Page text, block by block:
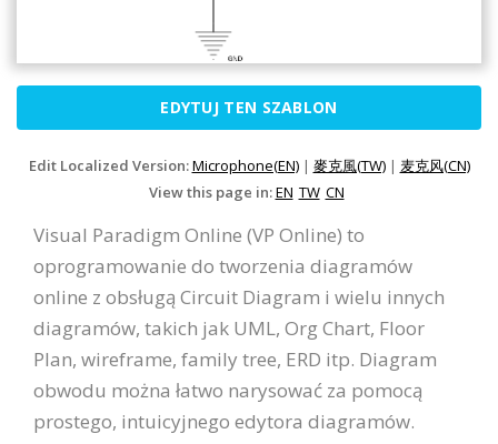
EDYTUJ TEN SZABLON
Edit Localized Version:Microphone(EN)| 麥克風(TW)| 麦克风(CN)
View this page in:EN TW CN
Visual Paradigm Online (VP Online) to
oprogramowanie do tworzenia diagramów
online z obsługą Circuit Diagram i wielu innych
diagramów, takich jak UML, Org Chart, Floor
Plan, wireframe, family tree, ERD itp. Diagram
obwodu można łatwo narysować za pomocą
prostego, intuicyjnego edytora diagramów.